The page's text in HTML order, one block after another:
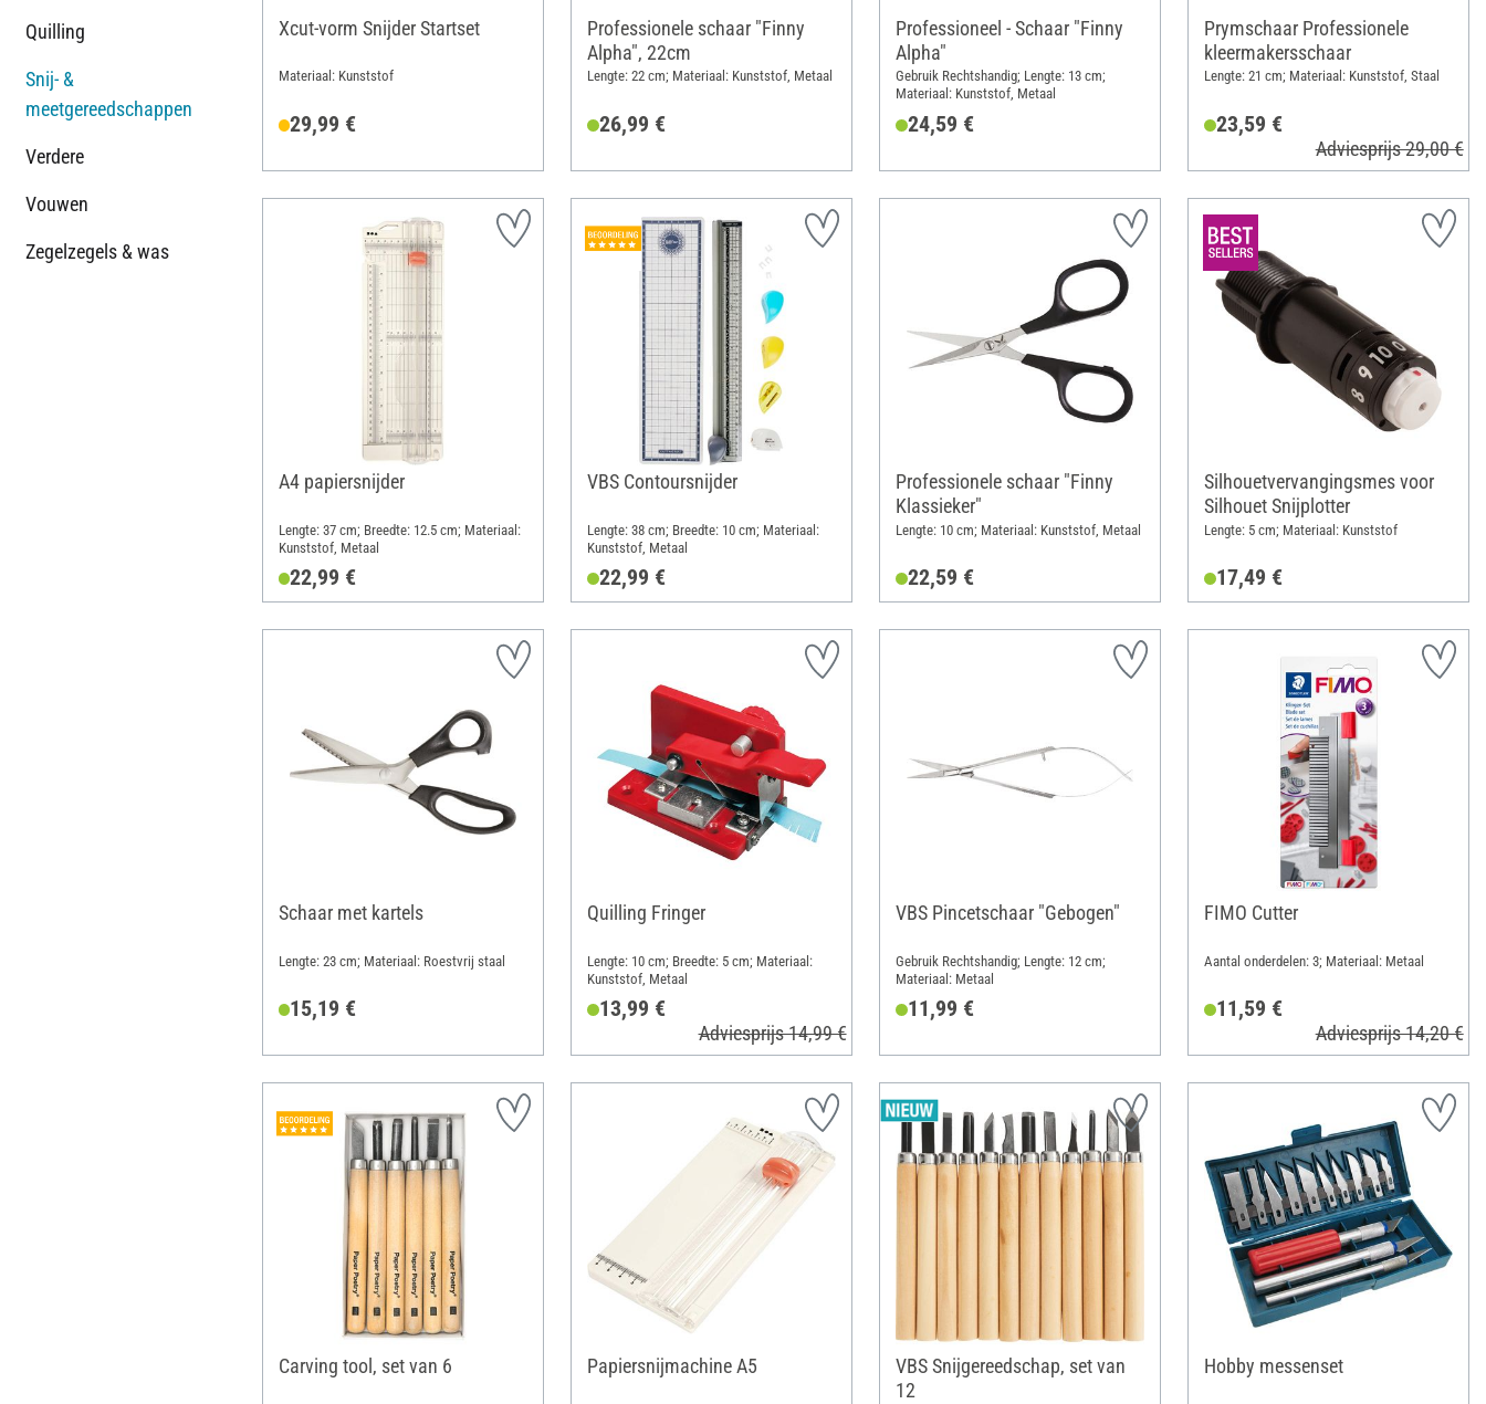
Quilling
Snij- &
meetgereedschappen
Verdere
Vouwen
Zegelzegels & was
Xcut-vorm Snijder Startset
Materiaal: Kunststof
29,99 €
Professionele schaar "Finny
Alpha", 22cm
Lengte: 22 cm; Materiaal: Kunststof, Metaal
26,99 €
Professioneel - Schaar "Finny
Alpha"
Gebruik Rechtshandig; Lengte: 13 cm;
Materiaal: Kunststof, Metaal
24,59 €
Prymschaar Professionele
kleermakersschaar
Lengte: 21 cm; Materiaal: Kunststof, Staal
23,59 €
Adviesprijs 29,00 €
A4 papiersnijder
Lengte: 37 cm; Breedte: 12.5 cm; Materiaal:
Kunststof, Metaal
22,99 €
VBS Contoursnijder
Lengte: 38 cm; Breedte: 10 cm; Materiaal:
Kunststof, Metaal
22,99 €
Professionele schaar "Finny
Klassieker"
Lengte: 10 cm; Materiaal: Kunststof, Metaal
22,59 €
Silhouetvervangingsmes voor
Silhouet Snijplotter
Lengte: 5 cm; Materiaal: Kunststof
17,49 €
Schaar met kartels
Lengte: 23 cm; Materiaal: Roestvrij staal
15,19 €
Quilling Fringer
Lengte: 10 cm; Breedte: 5 cm; Materiaal:
Kunststof, Metaal
13,99 €
Adviesprijs 14,99 €
VBS Pincetschaar "Gebogen"
Gebruik Rechtshandig; Lengte: 12 cm;
Materiaal: Metaal
11,99 €
FIMO Cutter
Aantal onderdelen: 3; Materiaal: Metaal
11,59 €
Adviesprijs 14,20 €
Carving tool, set van 6 Papiersnijmachine A5
VBS Snijgereedschap, set van
12
Hobby messenset